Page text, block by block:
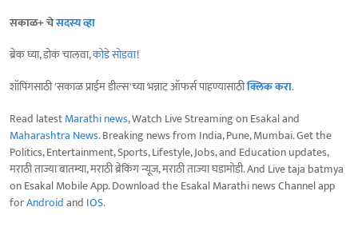
सकाळ+ चेसदस्य व्हा
ब्रेक घ्या, डोकं चालवा,कोडे सोडवा!
शॉपिंगसाठी 'सकाळ प्राईम डील्स'च्या भन्नाट ऑफर्स पाहण्यासाठीक्लिक करा.
Read latestMarathi news, Watch Live Streaming on Esakal and
Maharashtra News. Breaking news from India, Pune, Mumbai. Get the
Politics, Entertainment, Sports, Lifestyle, Jobs, and Education updates,
मराठी ताज्या बातम्या, मराठी ब्रेकिंग न्यूज, मराठी ताज्या घडामोडी. And Live taja batmya
on Esakal Mobile App. Download the Esakal Marathi news Channel app
forAndroidand IOS.